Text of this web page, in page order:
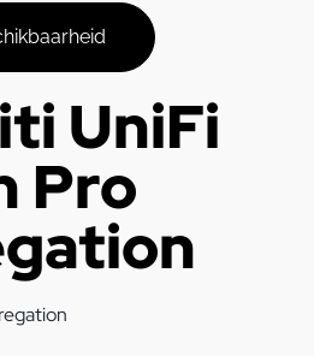
UniFi
Pro